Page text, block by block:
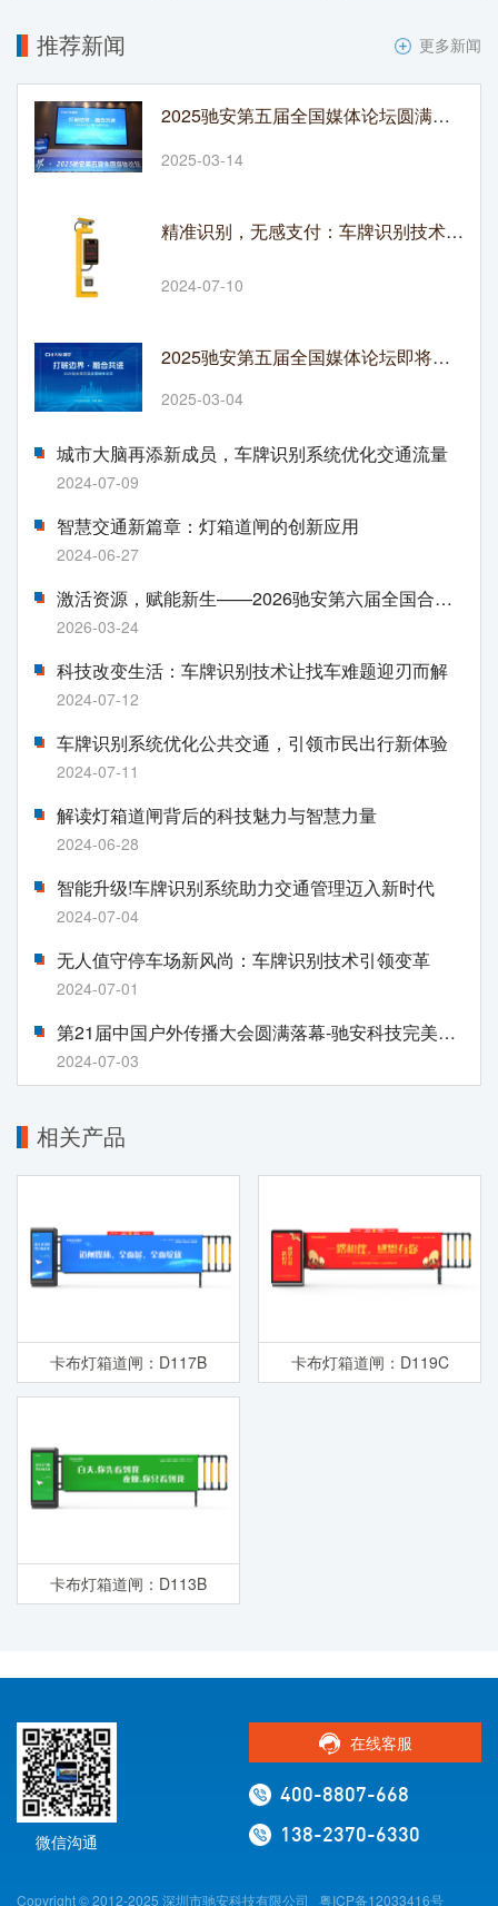
推荐新闻 更多新闻
2025驰安第五届全国媒体论坛圆满落幕：破界融合绘就传媒新图景
2025-03-14
精准识别，无感支付：车牌识别技术革新停车收费模式
2024-07-10
2025驰安第五届全国媒体论坛即将在渝开启
2025-03-04
城市大脑再添新成员，车牌识别系统优化交通流量
2024-07-09
智慧交通新篇章：灯箱道闸的创新应用
2024-06-27
激活资源，赋能新生——2026驰安第六届全国合作伙伴生态大会即将盛大启幕
2026-03-24
科技改变生活：车牌识别技术让找车难题迎刃而解
2024-07-12
车牌识别系统优化公共交通，引领市民出行新体验
2024-07-11
解读灯箱道闸背后的科技魅力与智慧力量
2024-06-28
智能升级!车牌识别系统助力交通管理迈入新时代
2024-07-04
无人值守停车场新风尚：车牌识别技术引领变革
2024-07-01
第21届中国户外传播大会圆满落幕-驰安科技完美收官!
2024-07-03
相关产品
卡布灯箱道闸：D117B 卡布灯箱道闸：D119C
卡布灯箱道闸：D113B
微信沟通
在线客服
400-8807-668
138-2370-6330
Copyright © 2012-2025 深圳市驰安科技有限公司 粤ICP备12033416号